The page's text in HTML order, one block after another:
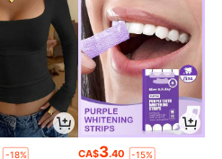
-18% CA$3.40 -15%